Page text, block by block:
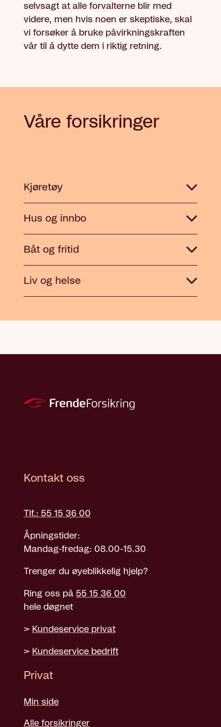
selvsagt at alle forvalterne blir med
videre, men hvis noen er skeptiske, skal
vi forsøker å bruke påvirkningskraften
vår til å dytte dem i riktig retning.
Våre forsikringer
Kjøretøy
Hus og innbo
Båt og fritid
Liv og helse
Kontakt oss
Tlf.: 55 15 36 00
Åpningstider:
Mandag-fredag: 08.00-15.30
Trenger du øyeblikkelig hjelp?
Ring oss på 55 15 36 00
hele døgnet
> Kundeservice privat
> Kundeservice bedrift
Privat
Min side
Alle forsikringer